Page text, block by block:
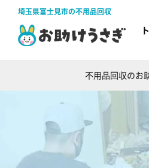
埼玉県富士見市の不用品回収
不用品回収のお